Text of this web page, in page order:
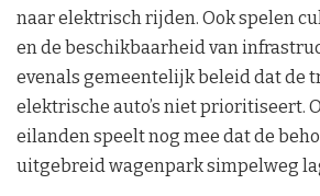
naar elektrisch rijden. Ook spelen
en de beschikbaarheid van
evenals gemeentelijk beleid dat de
elektrische auto’s niet prioritiseert.
eilanden speelt nog mee dat de
uitgebreid wagenpark simpelweg